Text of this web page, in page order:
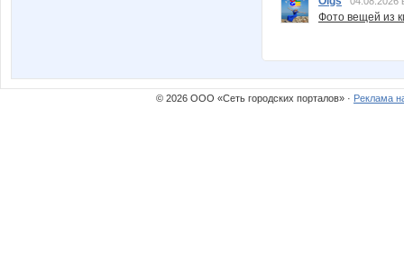
Фото вещей из
© 2026 ООО «Сеть городских порталов» · Реклама